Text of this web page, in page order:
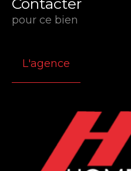
pour ce bien
L'agence